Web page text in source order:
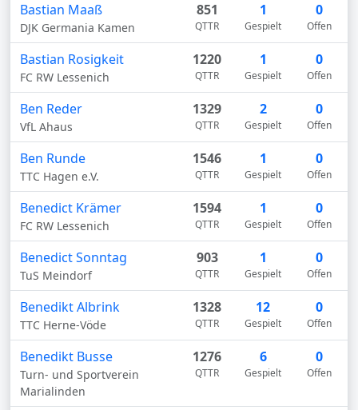
Bastian Maaß
DJK Germania Kamen
851
QTTR
1
Gespielt
0
Offen
Bastian Rosigkeit
FC RW Lessenich
1220
QTTR
1
Gespielt
0
Offen
Ben Reder
VfL Ahaus
1329
QTTR
2
Gespielt
0
Offen
Ben Runde
TTC Hagen e.V.
1546
QTTR
1
Gespielt
0
Offen
Benedict Krämer
FC RW Lessenich
1594
QTTR
1
Gespielt
0
Offen
Benedict Sonntag
TuS Meindorf
903
QTTR
1
Gespielt
0
Offen
Benedikt Albrink
TTC Herne-Vöde
1328
QTTR
12
Gespielt
0
Offen
Benedikt Busse
Turn- und Sportverein
Marialinden
1276
QTTR
6
Gespielt
0
Offen